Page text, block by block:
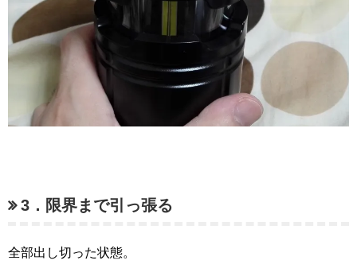
3．限界まで引っ張る
全部出し切った状態。